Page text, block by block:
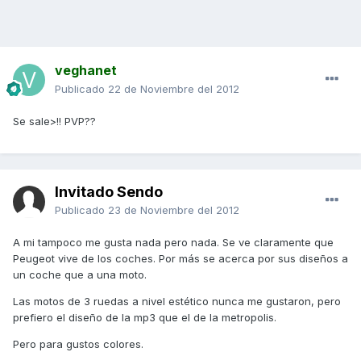
veghanet
Publicado 22 de Noviembre del 2012
Se sale>!! PVP??
Invitado Sendo
Publicado 23 de Noviembre del 2012
A mi tampoco me gusta nada pero nada. Se ve claramente que
Peugeot vive de los coches. Por más se acerca por sus diseños a
un coche que a una moto.
Las motos de 3 ruedas a nivel estético nunca me gustaron, pero
prefiero el diseño de la mp3 que el de la metropolis.
Pero para gustos colores.